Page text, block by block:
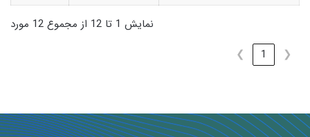
نمایش 1 تا 12 از مجموع 12 مورد
❮
1
❯